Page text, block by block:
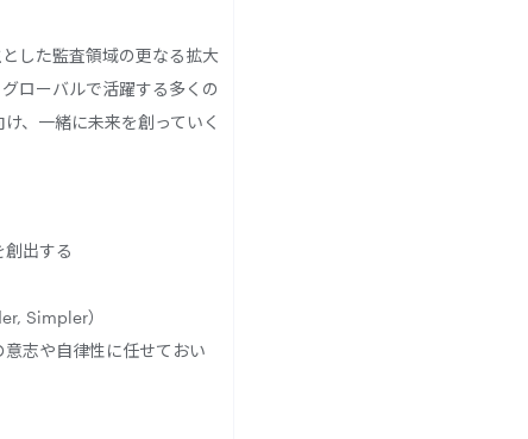
した監査領域の更なる拡大
ローバルで活躍する多くの
、一緒に未来を創っていく
創出する
Simpler）
志や自律性に任せておい